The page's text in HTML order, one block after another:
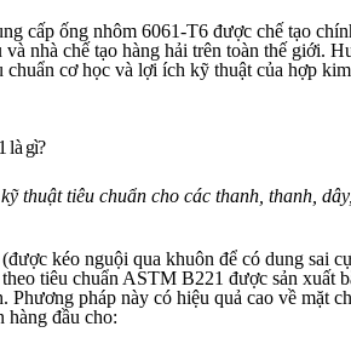
cấp ống nhôm 6061-T6 được chế tạo
nhà chế tạo hàng hải trên toàn thế giới.
cơ học và lợi ích kỹ thuật của hợp
là gì?
thuật tiêu chuẩn cho các thanh, thanh,
kéo nguội qua khuôn để có dung sai
tiêu chuẩn ASTM B221 được sản xuất
Phương pháp này có hiệu quả cao về mặt
hàng đầu cho: